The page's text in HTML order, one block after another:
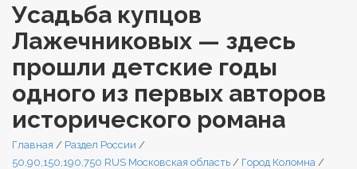
Усадьба купцов
Лажечниковых — здесь
прошли детские годы
одного из первых авторов
исторического романа
Главная / Раздел России /
50,90,150,190,750 RUS Московская область / Город Коломна /